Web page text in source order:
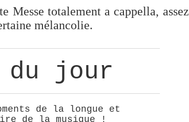
Messe totalement a cappella, assez
mélancolie.
du jour
de la longue et
de la musique !